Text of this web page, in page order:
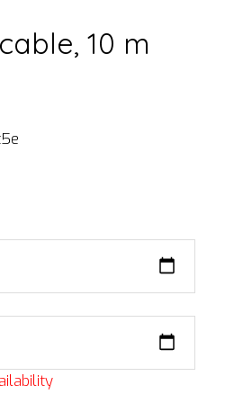
10 m